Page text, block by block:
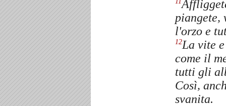
piangete,
l'orzo e
12La vite
come il
tutti gli
Così,
svanita.